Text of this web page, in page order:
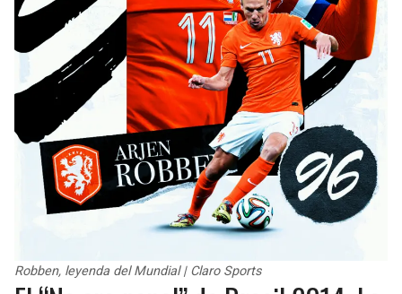
Robben, leyenda del Mundial | Claro Sports